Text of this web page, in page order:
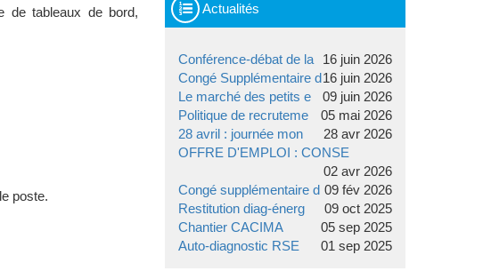
de tableaux de bord,
poste.
Actualités
Conférence-débat de la
16 juin 2026
Congé Supplémentaire d16 juin 2026
Le marché des petits e
09 juin 2026
Politique de recruteme
05 mai 2026
28 avril : journée mon
28 avr 2026
OFFRE D'EMPLOI : CONSE
02 avr 2026
Congé supplémentaire d 09 fév 2026
Restitution diag-énerg
09 oct 2025
Chantier CACIMA
05 sep 2025
Auto-diagnostic RSE
01 sep 2025